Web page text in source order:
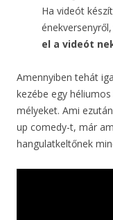
Ha videót
el a videót
Amennyiben tehát
kezébe egy
mélyeket. Ami
up comedy-t, már
hangulatkeltőnek